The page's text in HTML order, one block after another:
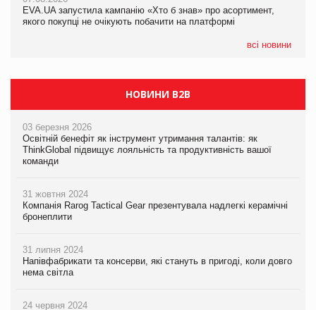
EVA.UA запустила кампанію «Хто б знав» про асортимент,
якого покупці не очікують побачити на платформі
всі новини
EVA.UA запустила кампанію «Хто б знав» про асортимент,
якого покупці не очікують побачити на платформі
НОВИНИ B2B
03 березня 2026
Освітній бенефіт як інструмент утримання талантів: як
ThinkGlobal підвищує лояльність та продуктивність вашої
команди
31 жовтня 2024
Компанія Rarog Tactical Gear презентувала надлегкі керамічні
бронеплити
31 липня 2024
Напівфабрикати та консерви, які стануть в пригоді, коли довго
нема світла
24 червня 2024